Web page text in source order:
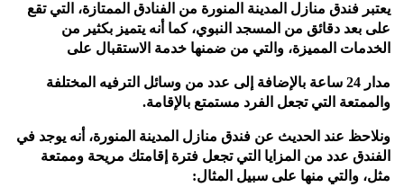
يعتبر فندق منازل المدينة المنورة من الفنادق الممتازة، التي تقع
على بعد دقائق من المسجد النبوي، كما أنه يتميز بكثير من
الخدمات المميزة، والتي من ضمنها خدمة الاستقبال على
مدار 24 ساعة بالإضافة إلى عدد من وسائل الترفيه المختلفة
والممتعة التي تجعل الفرد مستمتع بالإقامة.
ونلاحظ عند الحديث عن فندق منازل المدينة المنورة، أنه يوجد في
الفندق عدد من المزايا التي تجعل فترة إقامتك مريحة وممتعة
مثل، والتي منها على سبيل المثال: